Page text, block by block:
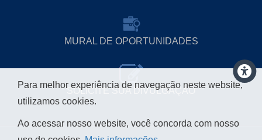
MURAL DE OPORTUNIDADES
SOLICITE SUA DIVULGAÇÃO
Para melhor experiência de navegação neste website,
utilizamos cookies.
Ao acessar nosso website, você concorda com nosso